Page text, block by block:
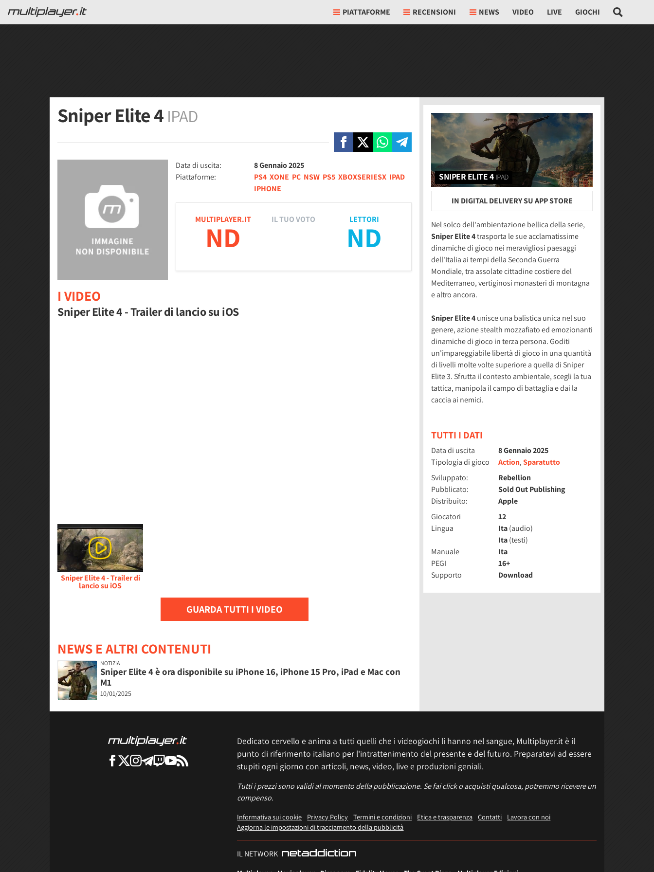
PIATTAFORME RECENSIONI NEWS VIDEO LIVE GIOCHI
Sniper Elite 4 IPAD
Data di uscita:
8 Gennaio 2025
Piattaforme:
PS4 XONE PC NSW PS5 XBOXSERIESX IPAD
IPHONE
MULTIPLAYER.IT
ND
LETTORI
ND
IL TUO VOTO
I VIDEO
Sniper Elite 4 - Trailer di lancio su iOS
Sniper Elite 4 - Trailer di
lancio su iOS
GUARDA TUTTI I VIDEO
NEWS E ALTRI CONTENUTI
NOTIZIA
Sniper Elite 4 è ora disponibile su iPhone 16, iPhone 15 Pro, iPad e Mac con
M1
10/01/2025
SNIPER ELITE 4 IPAD
IN DIGITAL DELIVERY SU APP STORE
Nel solco dell'ambientazione bellica della serie,
Sniper Elite 4trasporta le sue acclamatissime
dinamiche di gioco nei meravigliosi paesaggi
dell'Italia ai tempi della Seconda Guerra
Mondiale, tra assolate cittadine costiere del
Mediterraneo, vertiginosi monasteri di montagna
e altro ancora.
Sniper Elite 4unisce una balistica unica nel suo
genere, azione stealth mozzafiato ed emozionanti
dinamiche di gioco in terza persona. Goditi
un'impareggiabile libertà di gioco in una quantità
di livelli molte volte superiore a quella di Sniper
Elite 3. Sfrutta il contesto ambientale, scegli la tua
tattica, manipola il campo di battaglia e dai la
caccia ai nemici.
TUTTI I DATI
Data di uscita
8 Gennaio 2025
Tipologia di gioco
Action,Sparatutto
Sviluppato:
Rebellion
Pubblicato:
Sold Out Publishing
Distribuito:
Apple
Giocatori
12
Lingua
Ita(audio)
Ita(testi)
Manuale
Ita
PEGI
16+
Supporto
Download
Dedicato cervello e anima a tutti quelli che i videogiochi li hanno nel sangue, Multiplayer.it è il
punto di riferimento italiano per l'intrattenimento del presente e del futuro. Preparatevi ad essere
stupiti ogni giorno con articoli, news, video, live e produzioni geniali.
Tutti i prezzi sono validi al momento della pubblicazione. Se fai click o acquisti qualcosa, potremmo ricevere un
compenso.
Informativa sui cookie Privacy Policy Termini e condizioni Etica e trasparenza Contatti
Lavora con noi
Aggiorna le impostazioni di tracciamento della pubblicità
IL NETWORK